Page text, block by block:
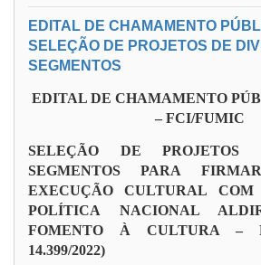
EDITAL DE CHAMAMENTO
SELEÇÃO DE PROJETOS DE
SEGMENTOS
EDITAL DE CHAMAMENTO
– FCI/FUMIC
SELEÇÃO DE PROJETOS
SEGMENTOS PARA
EXECUÇÃO CULTURAL COM
POLÍTICA NACIONAL
FOMENTO À CULTURA –
14.399/2022)